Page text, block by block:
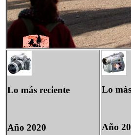
Lo más reciente
Año 2020
Lo
Año